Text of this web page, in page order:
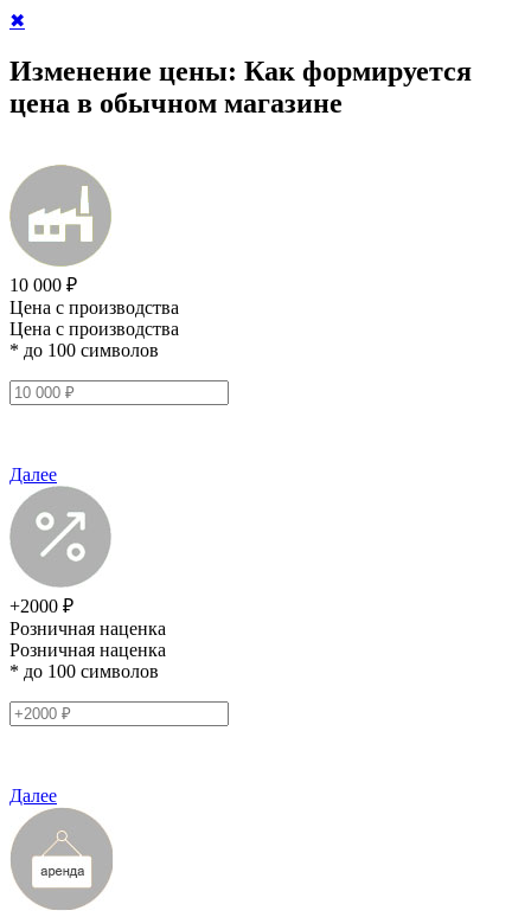
✖
Изменение цены: Как формируется
цена в обычном магазине
10 000 ₽
Цена с производства
Цена с производства
* до 100 символов
Далее
+2000 ₽
Розничная наценка
Розничная наценка
* до 100 символов
Далее